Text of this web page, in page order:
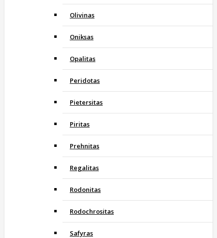
Olivinas
Oniksas
Opalitas
Peridotas
Pietersitas
Piritas
Prehnitas
Regalitas
Rodonitas
Rodochrositas
Safyras